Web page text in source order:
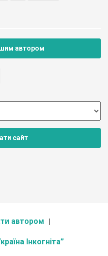
автором
сайт
автором
Інкогніта”